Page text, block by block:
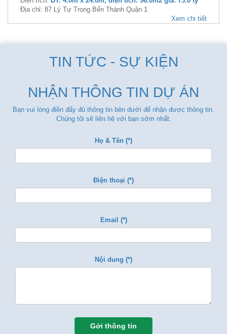
Địa chỉ: 87 Lý Tự Trọng Bến Thành Quận 1
Xem chi tiết
TIN TỨC - SỰ KIỆN
NHẬN THÔNG TIN DỰ ÁN
Bạn vui lòng điền đẩy đủ thông tin bên dưới để nhận được thông tin.
Chúng tôi sẽ liên hệ với bạn sớm nhất.
Họ & Tên (*)
Điện thoại (*)
Email (*)
Nội dung (*)
Gởi thông tin